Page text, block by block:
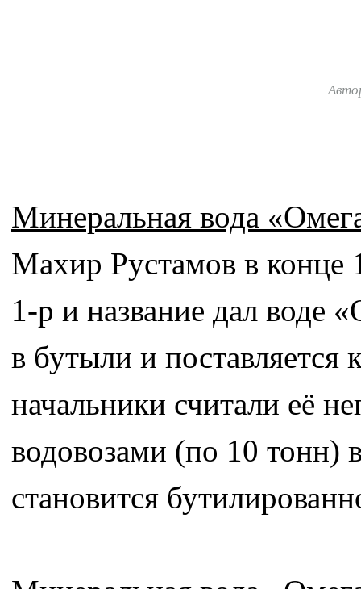
Минеральная вода
Махир Рустамов в конце
1-р и название дал воде
в бутыли и
начальники считали её
водовозами (по 10 тонн)
становится